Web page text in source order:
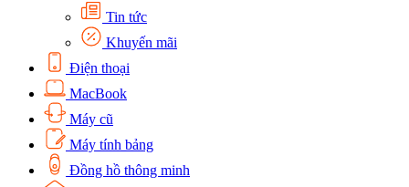
Tin tức
Khuyến mãi
Điện thoại
MacBook
Máy cũ
Máy tính bảng
Đồng hồ thông minh